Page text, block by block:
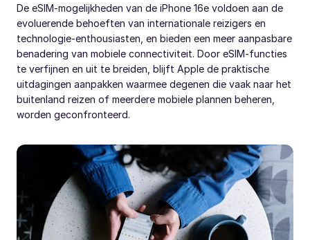
De eSIM-mogelijkheden van de iPhone 16e voldoen aan de
evoluerende behoeften van internationale reizigers en
technologie-enthousiasten, en bieden een meer aanpasbare
benadering van mobiele connectiviteit. Door eSIM-functies
te verfijnen en uit te breiden, blijft Apple de praktische
uitdagingen aanpakken waarmee degenen die vaak naar het
buitenland reizen of meerdere mobiele plannen beheren,
worden geconfronteerd.